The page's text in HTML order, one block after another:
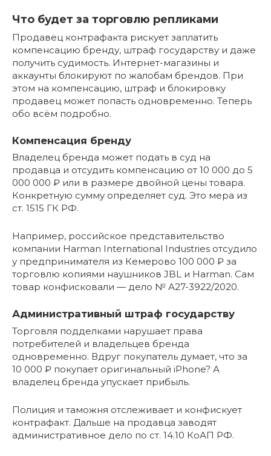
Что будет за торговлю репликами
Продавец контрафакта рискует заплатить
компенсацию бренду, штраф государству и даже
получить судимость. Интернет-магазины и
аккаунты блокируют по жалобам брендов. При
этом на компенсацию, штраф и блокировку
продавец может попасть одновременно. Теперь
обо всём подробно.
Компенсация бренду
Владелец бренда может подать в суд на
продавца и отсудить компенсацию от 10 000 до 5
000 000 ₽ или в размере двойной цены товара.
Конкретную сумму определяет суд. Это мера из
ст. 1515 ГК РФ.
Например, российское представительство
компании Harman International Industries отсудило
у предпринимателя из Кемерово 100 000 ₽ за
торговлю копиями наушников JBL и Harman. Сам
товар конфисковали — дело № А27-3922/2020.
Административный штраф государству
Торговля подделками нарушает права
потребителей и владельцев бренда
одновременно. Вдруг покупатель думает, что за
10 000 ₽ покупает оригинальный iPhone? А
владелец бренда упускает прибыль.
Полиция и таможня отслеживает и конфискует
контрафакт. Дальше на продавца заводят
административное дело по ст. 14.10 КоАП РФ.